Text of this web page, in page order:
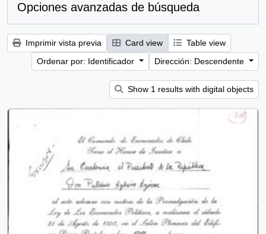
Opciones avanzadas de búsqueda
Imprimir vista previa Card view
Table view
Ordenar por: Identificador
Dirección: Descendente
Show 1 results with digital objects